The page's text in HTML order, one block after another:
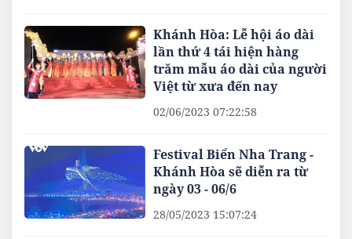
Khánh Hòa: Lễ hội áo dài
lần thứ 4 tái hiện hàng
trăm mẫu áo dài của người
Việt từ xưa đến nay
02/06/2023 07:22:58
Festival Biển Nha Trang -
Khánh Hòa sẽ diễn ra từ
ngày 03 - 06/6
28/05/2023 15:07:24